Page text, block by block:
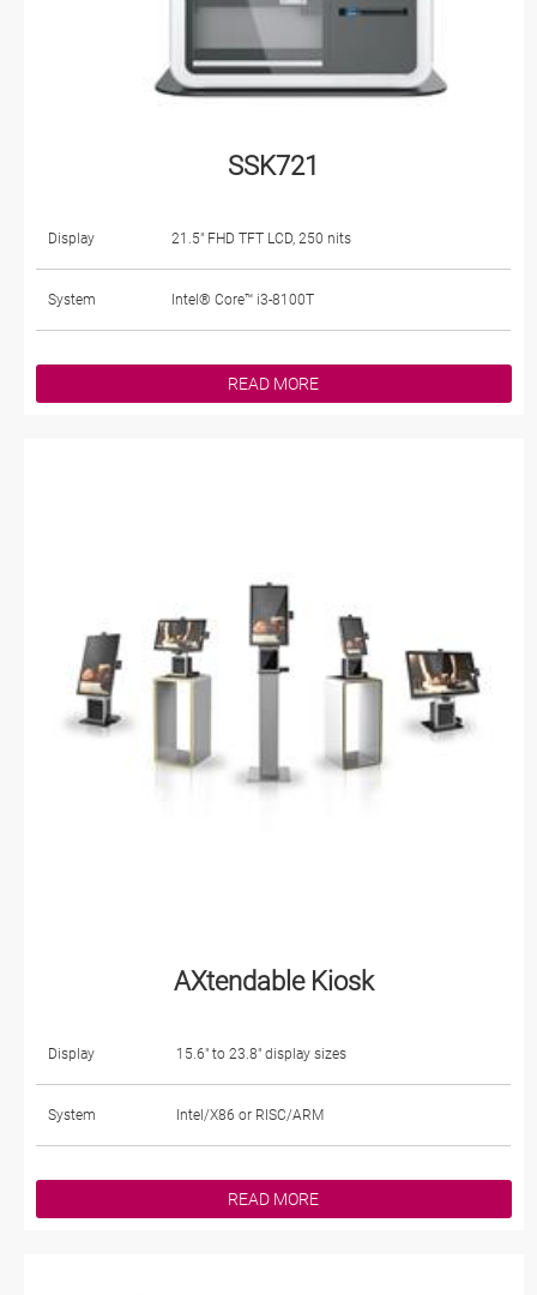
SSK721
Display 21.5" FHD TFT LCD, 250 nits
System Intel® Core™ i3-8100T
READ MORE
AXtendable Kiosk
Display 15.6" to 23.8" display sizes
System Intel/X86 or RISC/ARM
READ MORE